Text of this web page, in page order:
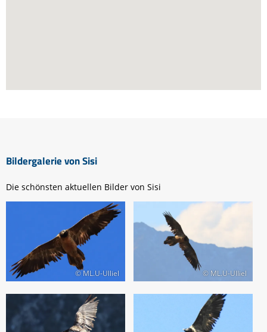
Bildergalerie von Sisi
Die schönsten aktuellen Bilder von Sisi
© ML.U-Ulliel © ML.U-Ulliel